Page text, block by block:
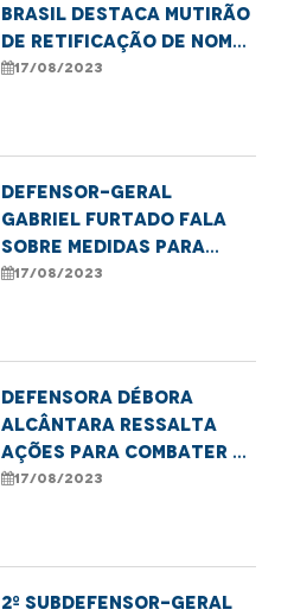
Brasil destaca mutirão
de retificação de nome
e gênero em Codó
17/08/2023
Defensor-Geral
Gabriel Furtado fala
sobre medidas para
combater o registro de
17/08/2023
Defensora Débora
Alcântara ressalta
ações para combater o
registro de crianças
17/08/2023
2º Subdefensor-Geral